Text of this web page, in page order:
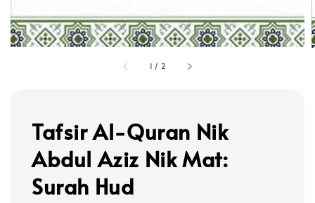
1 / 2
Tafsir Al-Quran Nik
Abdul Aziz Nik Mat:
Surah Hud